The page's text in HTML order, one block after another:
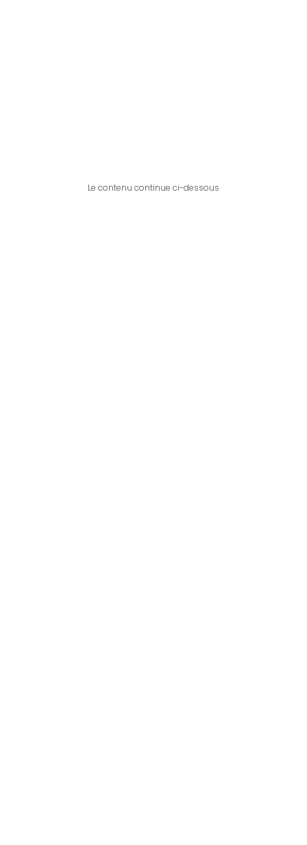
Le contenu continue ci-dessous